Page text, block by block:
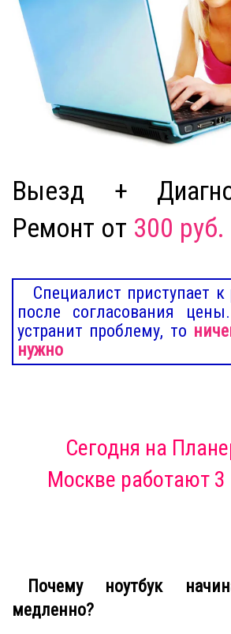
Выезд +
Ремонт от 300 руб.
Специалист приступает к
после согласования
устранит проблему, то
нужно
Сегодня на
Москве работают 3
Почему ноутбук
медленно?